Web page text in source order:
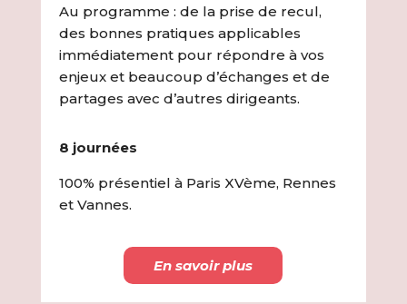
Au programme : de la prise de recul,
des bonnes pratiques applicables
immédiatement pour répondre à vos
enjeux et beaucoup d’échanges et de
partages avec d’autres dirigeants.
8 journées
100% présentiel à Paris XVème, Rennes
et Vannes.
En savoir plus